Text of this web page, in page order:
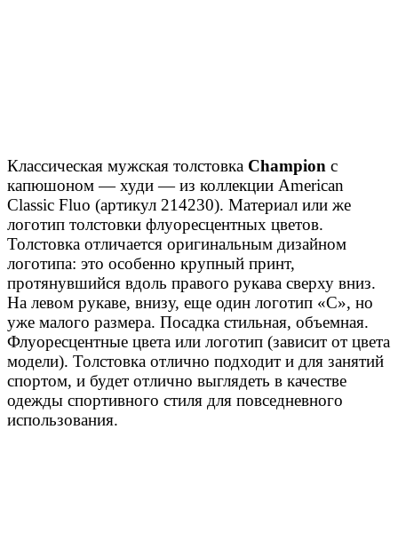
Классическая мужская толстовка Champion с
капюшоном — худи — из коллекции American
Classic Fluo (артикул 214230). Материал или же
логотип толстовки флуоресцентных цветов.
Толстовка отличается оригинальным дизайном
логотипа: это особенно крупный принт,
протянувшийся вдоль правого рукава сверху вниз.
На левом рукаве, внизу, еще один логотип «С», но
уже малого размера. Посадка стильная, объемная.
Флуоресцентные цвета или логотип (зависит от цвета
модели). Толстовка отлично подходит и для занятий
спортом, и будет отлично выглядеть в качестве
одежды спортивного стиля для повседневного
использования.